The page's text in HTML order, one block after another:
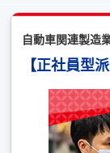
自動車関連製造
【正社員型